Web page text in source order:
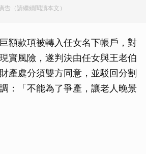
廣告（請繼續閱讀本文）
額款項被轉入任女名下帳戶，對
實風險，遂判決由任女與王老伯
產處分須雙方同意，並駁回分割
：「不能為了爭產，讓老人晚景